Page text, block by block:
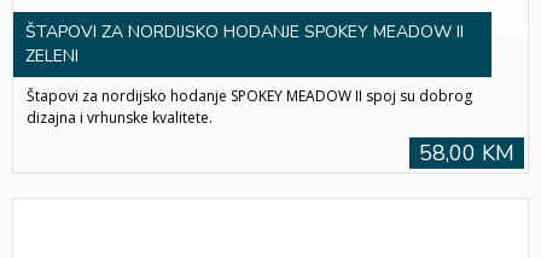
ŠTAPOVI ZA NORDIJSKO HODANJE SPOKEY MEADOW II
ZELENI
Štapovi za nordijsko hodanje SPOKEY MEADOW II spoj su dobrog
dizajna i vrhunske kvalitete.
58,00 KM